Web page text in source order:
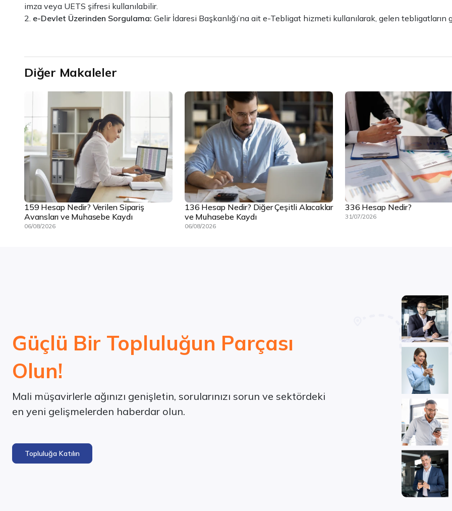
imza veya UETS şifresi kullanılabilir.
2. e-Devlet Üzerinden Sorgulama: Gelir İdaresi Başkanlığı’na ait e-Tebligat hizmeti kullanılarak, gelen tebligatların
Diğer Makaleler
159 Hesap Nedir? Verilen Sipariş
Avansları ve Muhasebe Kaydı
06/08/2026
136 Hesap Nedir? Diğer Çeşitli Alacaklar
ve Muhasebe Kaydı
06/08/2026
336 Hesap Nedir?
31/07/2026
Güçlü Bir Topluluğun Parçası
Olun!
Mali müşavirlerle ağınızı genişletin, sorularınızı sorun ve sektördeki
en yeni gelişmelerden haberdar olun.
Topluluğa Katılın